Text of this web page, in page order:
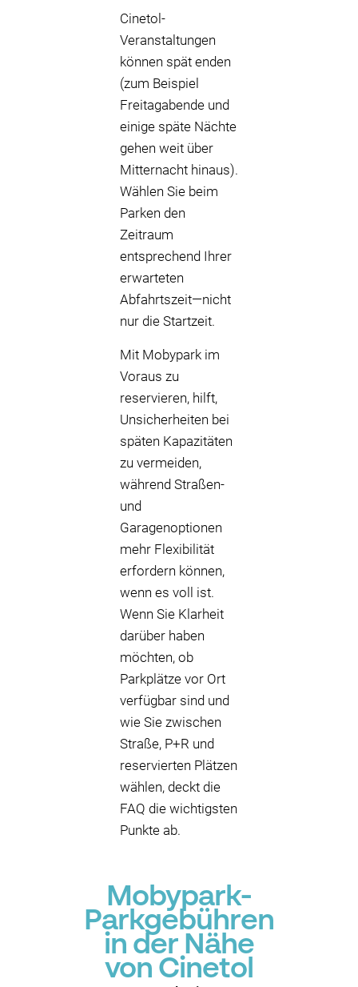
Cinetol-
Veranstaltungen
können spät enden
(zum Beispiel
Freitagabende und
einige späte Nächte
gehen weit über
Mitternacht hinaus).
Wählen Sie beim
Parken den
Zeitraum
entsprechend Ihrer
erwarteten
Abfahrtszeit—nicht
nur die Startzeit.
Mit Mobypark im
Voraus zu
reservieren, hilft,
Unsicherheiten bei
späten Kapazitäten
zu vermeiden,
während Straßen-
und
Garagenoptionen
mehr Flexibilität
erfordern können,
wenn es voll ist.
Wenn Sie Klarheit
darüber haben
möchten, ob
Parkplätze vor Ort
verfügbar sind und
wie Sie zwischen
Straße, P+R und
reservierten Plätzen
wählen, deckt die
FAQ die wichtigsten
Punkte ab.
Mobypark-
Parkgebühren
in der Nähe
von Cinetol